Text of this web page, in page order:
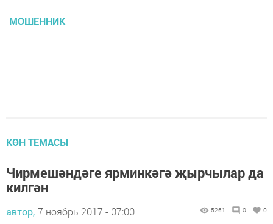
МОШЕННИК
КӨН ТЕМАСЫ
Чирмешәндәге ярминкәгә җырчылар да
килгән
автор, 7 ноябрь 2017 - 07:00 5261 0 0